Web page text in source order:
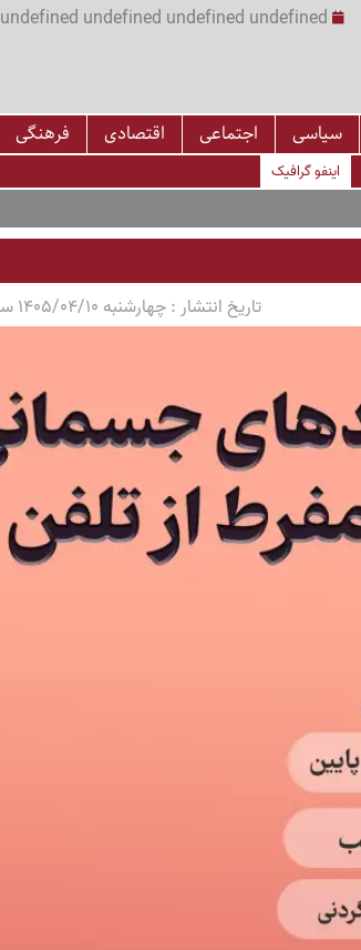
undefined undefined undefined undefined | ساعت undefined:undefined
سیاسی اجتماعی اقتصادی فرهنگی
اینفو گرافیک
تاریخ انتشار :چهارشنبه 1405/04/10 ساعت 10:35